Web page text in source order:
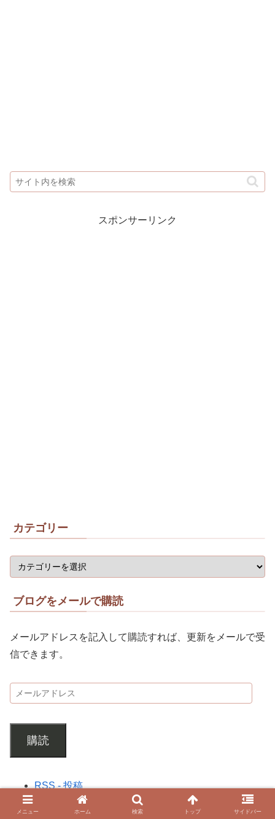
スポンサーリンク
カテゴリー
ブログをメールで購読
メールアドレスを記入して購読すれば、更新をメールで受
信できます。
購読
RSS - 投稿
RSS - コメント
メニュー ホーム 検索 トップ サイドバー